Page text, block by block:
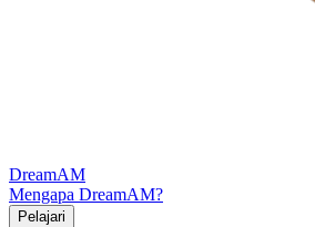
DreamAM
Mengapa DreamAM?
Pelajari